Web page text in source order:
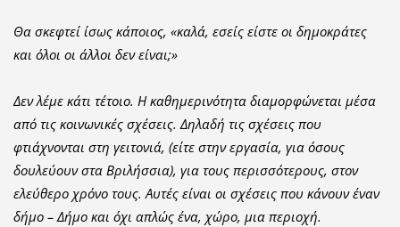
Θα σκεφτεί ίσως κάποιος, «καλά, εσείς είστε οι δημοκράτες
και όλοι οι άλλοι δεν είναι;»
Δεν λέμε κάτι τέτοιο. Η καθημερινότητα διαμορφώνεται μέσα
από τις κοινωνικές σχέσεις. Δηλαδή τις σχέσεις που
φτιάχνονται στη γειτονιά, (είτε στην εργασία, για όσους
δουλεύουν στα Βριλήσσια), για τους περισσότερους, στον
ελεύθερο χρόνο τους. Αυτές είναι οι σχέσεις που κάνουν έναν
δήμο – Δήμο και όχι απλώς ένα, χώρο, μια περιοχή.